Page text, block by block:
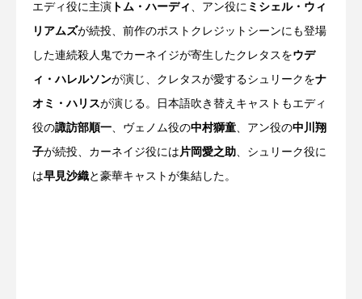
エディ役に主演 トム・ハーディ 、アン役に ミシェル・ウィ
リアムズが続投、前作のポストクレジットシーンにも登場
した連続殺人鬼でカーネイジが寄生したクレタスをウデ
ィ・ハレルソンが演じ、クレタスが愛するシュリークをナ
オミ・ハリスが演じる。日本語吹き替えキャストもエディ
役の諏訪部順一、ヴェノム役の中村獅童、アン役の中川翔
子が続投、カーネイジ役には片岡愛之助、シュリーク役に
は早見沙織と豪華キャストが集結した。